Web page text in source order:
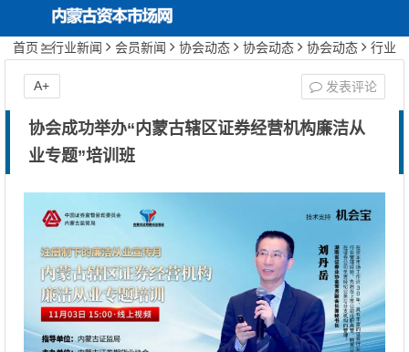
内蒙古资本市场网 关于协会
协会动态
行业文化建设
期货服务实体经济
首页 行业新闻 会员新闻 协会动态 协会动态 协会动态
行业
协会成功举办“内蒙古辖区证券经营机构廉洁从
业专题”培训班
发表评论
A+